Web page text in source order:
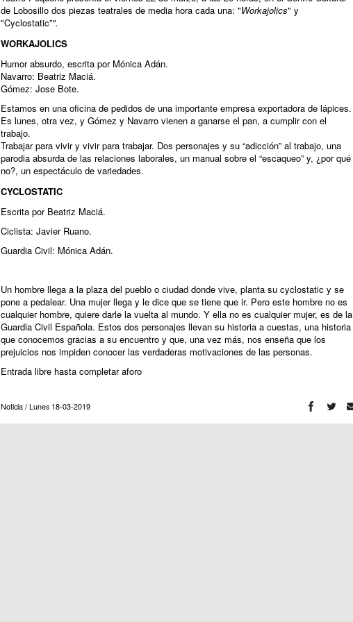
de Lobosillo dos piezas teatrales de media hora cada una: "Workajolics" y
"Cyclostatic”".
WORKAJOLICS
Humor absurdo, escrita por Mónica Adán.
Navarro: Beatriz Maciá.
Gómez: Jose Bote.
Estamos en una oficina de pedidos de una importante empresa exportadora de lápices.
Es lunes, otra vez, y Gómez y Navarro vienen a ganarse el pan, a cumplir con el
trabajo.
Trabajar para vivir y vivir para trabajar. Dos personajes y su “adicción” al trabajo, una
parodia absurda de las relaciones laborales, un manual sobre el “escaqueo” y, ¿por qué
no?, un espectáculo de variedades.
CYCLOSTATIC
Escrita por Beatriz Maciá.
Ciclista: Javier Ruano.
Guardia Civil: Mónica Adán.
Un hombre llega a la plaza del pueblo o ciudad donde vive, planta su cyclostatic y se
pone a pedalear. Una mujer llega y le dice que se tiene que ir. Pero este hombre no es
cualquier hombre, quiere darle la vuelta al mundo. Y ella no es cualquier mujer, es de la
Guardia Civil Española. Estos dos personajes llevan su historia a cuestas, una historia
que conocemos gracias a su encuentro y que, una vez más, nos enseña que los
prejuicios nos impiden conocer las verdaderas motivaciones de las personas.
Entrada libre hasta completar aforo
Noticia / Lunes 18-03-2019